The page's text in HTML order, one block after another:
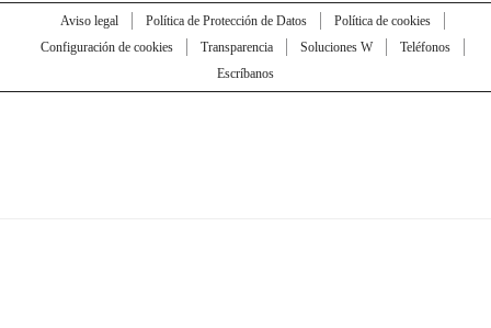
Aviso legal Política de Protección de Datos
Política de cookies
Configuración de cookies
Transparencia Soluciones W
Teléfonos
Escríbanos